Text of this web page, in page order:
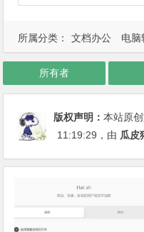
所属分类： 文档办公 电脑
所有者
版权声明：本站原
11:19:29 ，由 瓜皮